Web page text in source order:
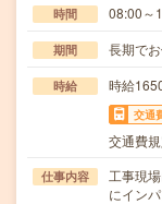
時間 08:00～
期間 長期で
時給 時給
交通
交通費
仕事内容
工事現
にイン